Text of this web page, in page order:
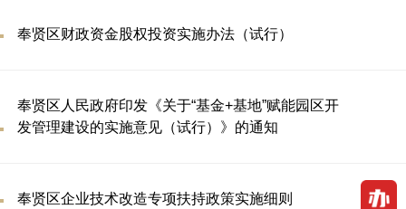
奉贤区财政资金股权投资实施办法（试行）
奉贤区人民政府印发《关于“基金+基地”赋能园区开
发管理建设的实施意见（试行）》的通知
奉贤区企业技术改造专项扶持政策实施细则